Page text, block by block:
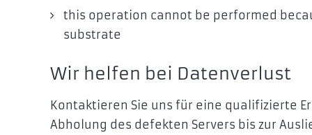
this operation cannot be performed
substrate
Wir helfen bei Datenverlust
Kontaktieren Sie uns für eine qualifizierte
Abholung des defekten Servers bis zur